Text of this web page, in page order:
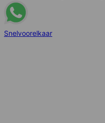
Snelvoorelkaar